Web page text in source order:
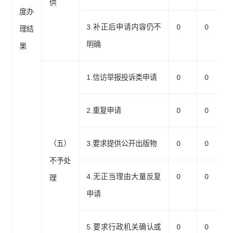
度办
理结
果
供
3.补正后申请内容仍不
明确
0 0
（五）
不予处
理
1.信访举报投诉类申请 0 0
2.重复申请 0 0
3.要求提供公开出版物 0 0
4.无正当理由大量反复
申请
0 0
5.要求行政机关确认或 0 0